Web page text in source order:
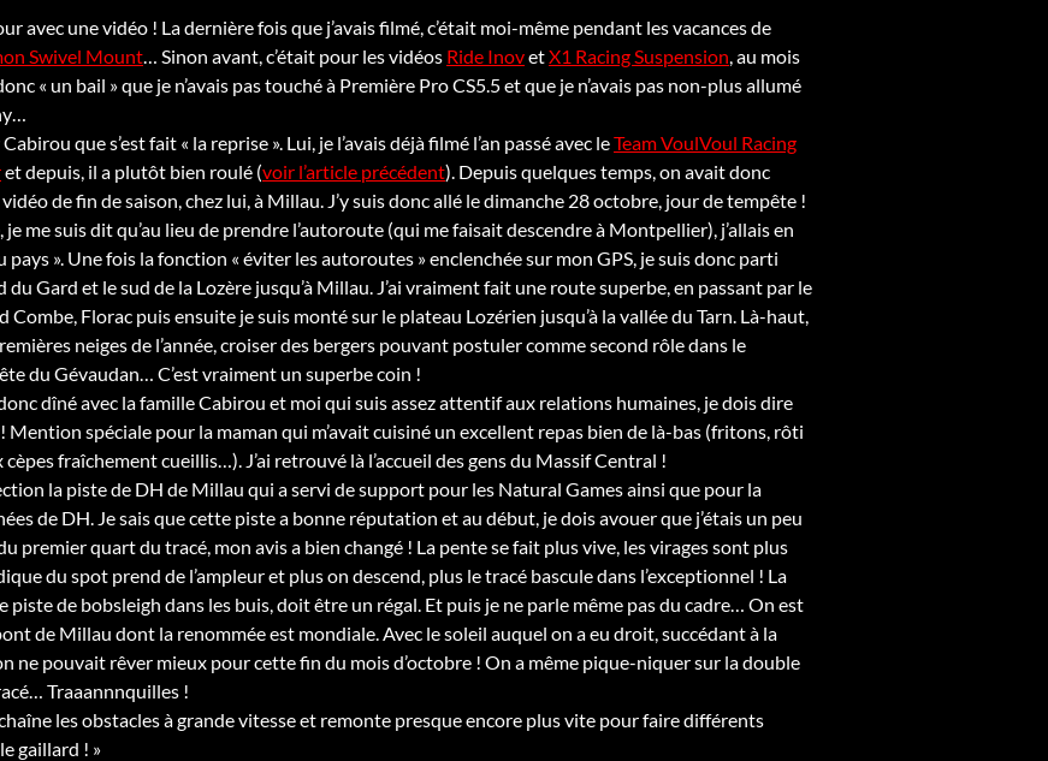
avec une vidéo ! La dernière fois que j’avais filmé, c’était moi-même pendant les vacances de
Swivel Mount… Sinon avant, c’était pour les vidéos Ride InovetX1 Racing Suspension, au mois
« un bail » que je n’avais pas touché à Première Pro CS5.5 et que je n’avais pas non-plus allumé
que s’est fait « la reprise ». Lui, je l’avais déjà filmé l’an passé avec leTeam VoulVoul Racing
et depuis, il a plutôt bien roulé (voir l’article précédent). Depuis quelques temps, on avait donc
de fin de saison, chez lui, à Millau. J’y suis donc allé le dimanche 28 octobre, jour de tempête !
je me suis dit qu’au lieu de prendre l’autoroute (qui me faisait descendre à Montpellier), j’allais en
». Une fois la fonction « éviter les autoroutes » enclenchée sur mon GPS, je suis donc parti
Gard et le sud de la Lozère jusqu’à Millau. J’ai vraiment fait une route superbe, en passant par le
Florac puis ensuite je suis monté sur le plateau Lozérien jusqu’à la vallée du Tarn. Là-haut,
neiges de l’année, croiser des bergers pouvant postuler comme second rôle dans le
du Gévaudan… C’est vraiment un superbe coin !
donc dîné avec la famille Cabirou et moi qui suis assez attentif aux relations humaines, je dois dire
Mention spéciale pour la maman qui m’avait cuisiné un excellent repas bien de là-bas (fritons, rôti
fraîchement cueillis…). J’ai retrouvé là l’accueil des gens du Massif Central !
la piste de DH de Millau qui a servi de support pour les Natural Games ainsi que pour la
de DH. Je sais que cette piste a bonne réputation et au début, je dois avouer que j’étais un peu
premier quart du tracé, mon avis a bien changé ! La pente se fait plus vive, les virages sont plus
du spot prend de l’ampleur et plus on descend, plus le tracé bascule dans l’exceptionnel ! La
piste de bobsleigh dans les buis, doit être un régal. Et puis je ne parle même pas du cadre… On est
de Millau dont la renommée est mondiale. Avec le soleil auquel on a eu droit, succédant à la
ne pouvait rêver mieux pour cette fin du mois d’octobre ! On a même pique-niquer sur la double
Traaannnquilles !
les obstacles à grande vitesse et remonte presque encore plus vite pour faire différents
gaillard ! »